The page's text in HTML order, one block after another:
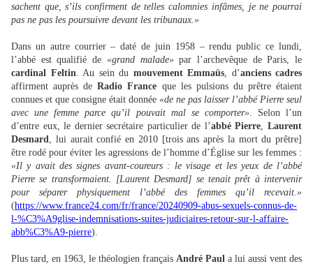
sachent que, s’ils confirment de telles calomnies infâmes, je ne pourrai
pas ne pas les poursuivre devant les tribunaux.»
Dans un autre courrier – daté de juin 1958 – rendu public ce lundi,
l’abbé est qualifié de «grand malade»par l’archevêque de Paris, le
cardinal Feltin. Au sein du mouvement Emmaüs, d’anciens cadres
affirment auprès deRadio France que les pulsions du prêtre étaient
connues et que consigne était donnée «de ne pas laisser l’abbé Pierre seul
avec une femme parce qu’il pouvait mal se comporter». Selon l’un
d’entre eux, le dernier secrétaire particulier de l’abbé Pierre,Laurent
Desmard, lui aurait confié en 2010 [trois ans après la mort du prêtre]
être rodé pour éviter les agressions de l’homme d’Église sur les femmes :
«Il y avait des signes avant-coureurs : le visage et les yeux de l’abbé
Pierre se transformaient. [Laurent Desmard] se tenait prêt à intervenir
pour séparer physiquement l’abbé des femmes qu’il recevait.»
(https://www.france24.com/fr/france/20240909-abus-sexuels-connus-de-
l-%C3%A9glise-indemnisations-suites-judiciaires-retour-sur-l-affaire-
abb%C3%A9-pierre).
Plus tard, en 1963, le théologien français André Paul a lui aussi vent des